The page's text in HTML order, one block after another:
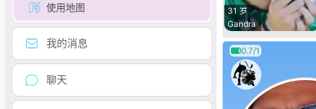
使用地图
我的消息
聊天
31 岁
Gandra
0.7/1